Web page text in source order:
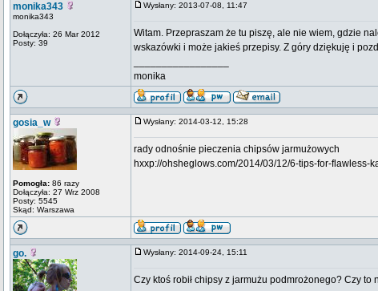
monika343
monika343
Dołączyła: 26 Mar 2012
Posty: 39
Wysłany: 2013-07-08, 11:47
Witam. Przepraszam że tu piszę, ale nie wiem, gdzie
wskazówki i może jakieś przepisy. Z góry dziękuję i
monika
gosia_w
Pomogła: 86 razy
Dołączyła: 27 Wrz 2008
Posty: 5545
Skąd: Warszawa
Wysłany: 2014-03-12, 15:28
rady odnośnie pieczenia chipsów jarmużowych
hxxp://ohsheglows.com/2014/03/12/6-tips-for-flawless-
go. Wysłany: 2014-09-24, 15:11
Czy ktoś robił chipsy z jarmużu podmrożonego? Czy